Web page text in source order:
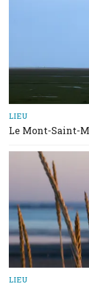
LIEU
Le Mont-Saint-
LIEU